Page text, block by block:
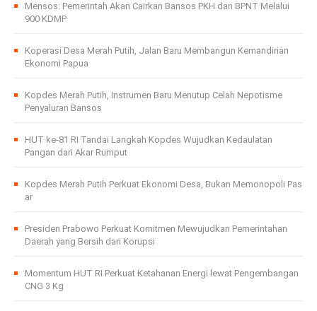
Mensos: Pemerintah Akan Cairkan Bansos PKH dan BPNT Melalui
900 KDMP
Koperasi Desa Merah Putih, Jalan Baru Membangun Kemandirian
Ekonomi Papua
Kopdes Merah Putih, Instrumen Baru Menutup Celah Nepotisme
Penyaluran Bansos
HUT ke-81 RI Tandai Langkah Kopdes Wujudkan Kedaulatan
Pangan dari Akar Rumput
Kopdes Merah Putih Perkuat Ekonomi Desa, Bukan Memonopoli Pas
ar
Presiden Prabowo Perkuat Komitmen Mewujudkan Pemerintahan
Daerah yang Bersih dari Korupsi
Momentum HUT RI Perkuat Ketahanan Energi lewat Pengembangan
CNG 3 Kg